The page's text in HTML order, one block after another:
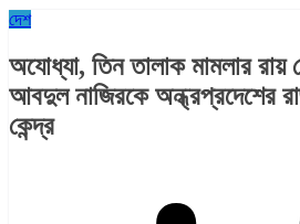
দেশ
অযোধ্যা, তিন তালাক মামলার রায়
আবদুল নাজিরকে অন্ধ্রপ্রদেশের
কেন্দ্র